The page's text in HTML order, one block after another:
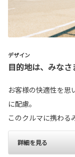
デザイン
目的地は、みなさ
お客様の快適性を思
に配慮。
このクルマに携わる
詳細を見る